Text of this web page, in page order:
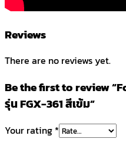
Reviews
There are no reviews yet.
Be the first to review
รุ่น FGX-361 สีเข้ม”
Your rating *